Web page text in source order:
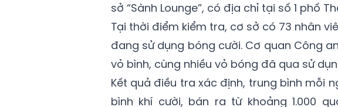
sở “Sành Lounge”, có địa chỉ tại số 1 phố
Tại thời điểm kiểm tra, cơ sở có 73 nhân
đang sử dụng bóng cười. Cơ quan Công
vỏ bình, cùng nhiều vỏ bóng đã qua sử
Kết quả điều tra xác định, trung bình mỗi
bình khí cười, bán ra từ khoảng 1.000